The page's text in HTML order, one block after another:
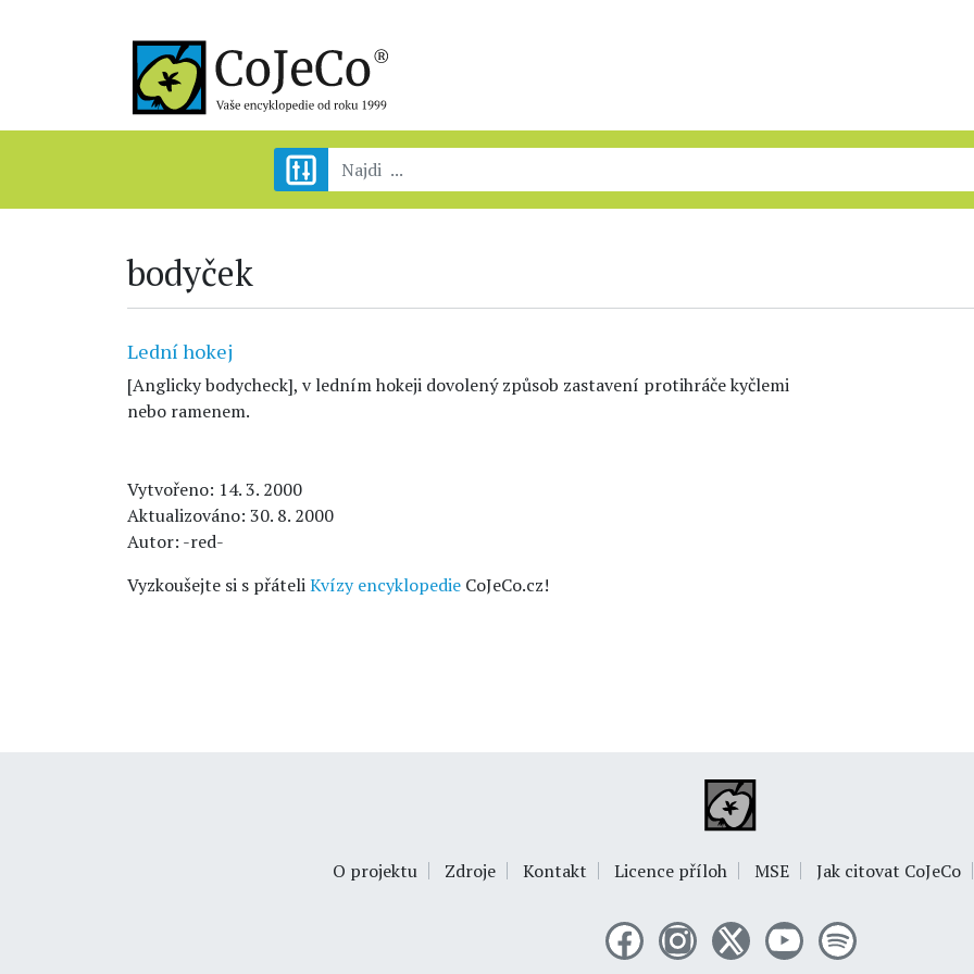
bodyček
Lední hokej
[Anglicky bodycheck], v ledním hokeji dovolený způsob zastavení protihráče kyčlemi
nebo ramenem.
Vytvořeno: 14. 3. 2000
Aktualizováno: 30. 8. 2000
Autor: -red-
Vyzkoušejte si s přáteliKvízy encyklopedie CoJeCo.cz!
O projektu Zdroje Kontakt Licence příloh MSE Jak citovat CoJeCo